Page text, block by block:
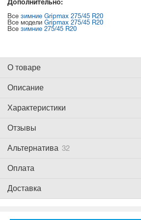
Дополнительно:
Все зимние Gripmax 275/45 R20
Все модели Gripmax 275/45 R20
Все зимние 275/45 R20
О товаре
Описание
Характеристики
Отзывы
Альтернатива 32
Оплата
Доставка